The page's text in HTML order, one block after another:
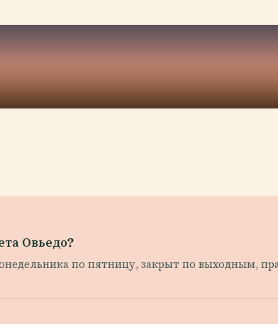
Овьедо?
по пятницу, закрыт по выходным,